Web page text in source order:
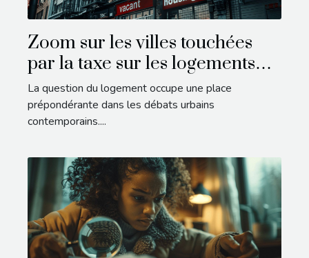
Zoom sur les villes touchées
par la taxe sur les logements
vacants
La question du logement occupe une place
prépondérante dans les débats urbains
contemporains....